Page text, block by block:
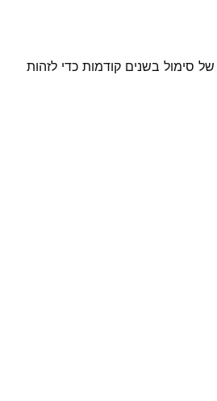
סימול בשנים קודמות כדי לזהות